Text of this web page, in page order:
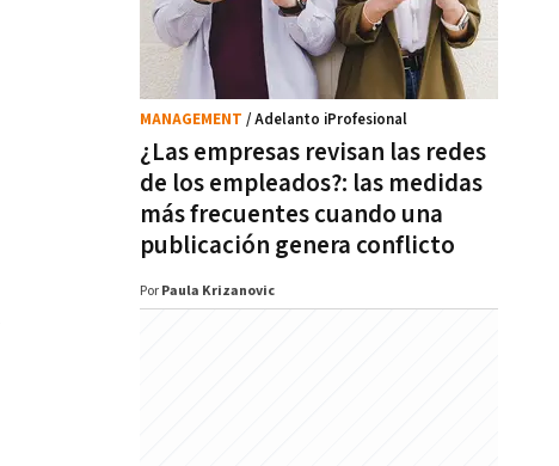
¿Las empresas revisan las redes
de los empleados?: las medidas
más frecuentes cuando una
publicación genera conflicto
MANAGEMENT / Adelanto iProfesional
Por Paula Krizanovic